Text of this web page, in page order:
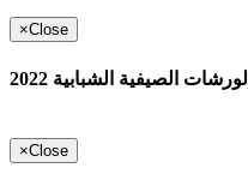
×Close
الورشات الصيفية الشبابية 2022
×Close